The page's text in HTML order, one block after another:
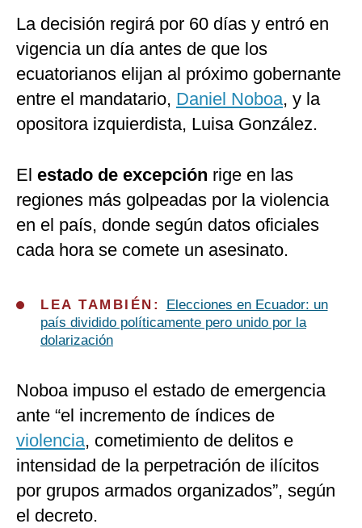
La decisión regirá por 60 días y entró en
vigencia un día antes de que los
ecuatorianos elijan al próximo gobernante
entre el mandatario, Daniel Noboa, y la
opositora izquierdista, Luisa González.
El estado de excepción rige en las
regiones más golpeadas por la violencia
en el país, donde según datos oficiales
cada hora se comete un asesinato.
LEA TAMBIÉN:
Elecciones en Ecuador: un
país dividido políticamente pero unido por la
dolarización
Noboa impuso el estado de emergencia
ante “el incremento de índices de
violencia, cometimiento de delitos e
intensidad de la perpetración de ilícitos
por grupos armados organizados”, según
el decreto.